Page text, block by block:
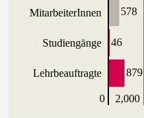
MitarbeiterInnen
Studiengänge
Lehrbeauftragte
0 2,000
578
46
879